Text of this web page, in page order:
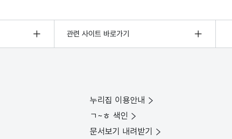
관련 사이트 바로가기
누리집 이용안내
ㄱ~ㅎ 색인
문서보기 내려받기